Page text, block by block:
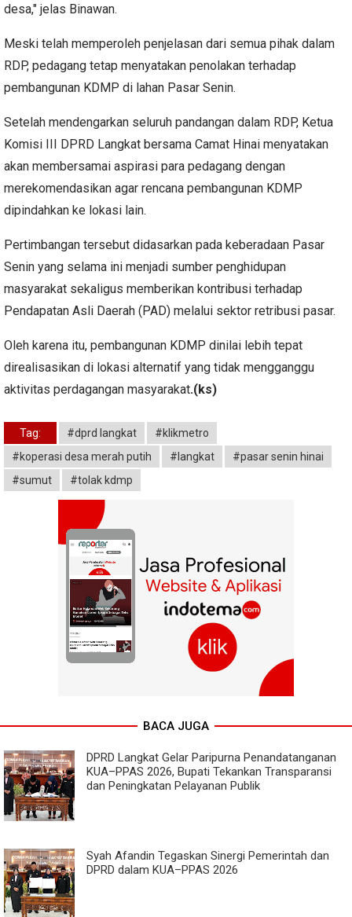
desa," jelas Binawan.
Meski telah memperoleh penjelasan dari semua pihak dalam
RDP, pedagang tetap menyatakan penolakan terhadap
pembangunan KDMP di lahan Pasar Senin.
Setelah mendengarkan seluruh pandangan dalam RDP, Ketua
Komisi III DPRD Langkat bersama Camat Hinai menyatakan
akan membersamai aspirasi para pedagang dengan
merekomendasikan agar rencana pembangunan KDMP
dipindahkan ke lokasi lain.
Pertimbangan tersebut didasarkan pada keberadaan Pasar
Senin yang selama ini menjadi sumber penghidupan
masyarakat sekaligus memberikan kontribusi terhadap
Pendapatan Asli Daerah (PAD) melalui sektor retribusi pasar.
Oleh karena itu, pembangunan KDMP dinilai lebih tepat
direalisasikan di lokasi alternatif yang tidak mengganggu
aktivitas perdagangan masyarakat.(ks)
Tag: #dprd langkat
#klikmetro
#koperasi desa merah putih
#langkat
#pasar senin hinai
#sumut
#tolak kdmp
BACA JUGA
DPRD Langkat Gelar Paripurna Penandatanganan
KUA–PPAS 2026, Bupati Tekankan Transparansi
dan Peningkatan Pelayanan Publik
Syah Afandin Tegaskan Sinergi Pemerintah dan
DPRD dalam KUA–PPAS 2026